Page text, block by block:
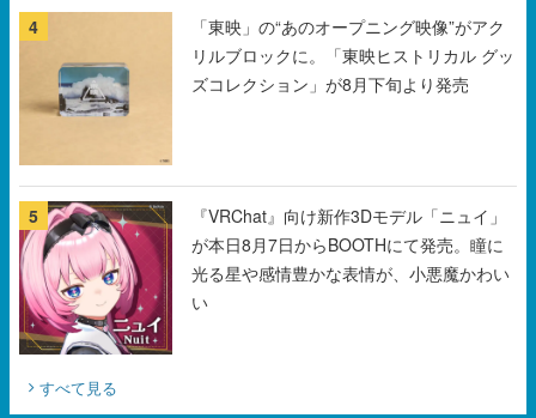
4
「東映」の“あのオープニング映像”がアク
リルブロックに。「東映ヒストリカル グッ
ズコレクション」が8月下旬より発売
5
『VRChat』向け新作3Dモデル「ニュイ」
が本日8月7日からBOOTHにて発売。瞳に
光る星や感情豊かな表情が、小悪魔かわい
い
すべて見る